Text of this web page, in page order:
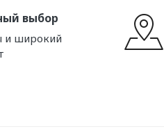
выбор
и широкий